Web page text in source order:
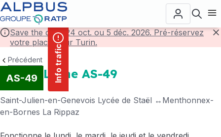
principal
Save the date! 24 oct. ou 5 déc. 2026. Pré-réservez
votre place pour Turin.
Info trafic
Précédent
AS-49 Ligne AS-49
Saint-Julien-en-Genevois Lycée de Staël
Menthonnex-
en-Bornes La Rippaz
Panneau de gestion des cookies